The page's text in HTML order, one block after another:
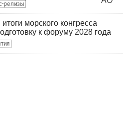
релизы
морского конгресса
к форуму 2028 года